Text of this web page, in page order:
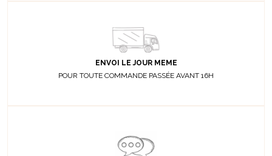
ENVOI LE JOUR MEME
POUR TOUTE COMMANDE PASSÉE AVANT 16H